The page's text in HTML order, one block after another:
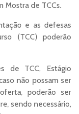
Mostra de TCCs.
e as defesas
(TCC) poderão
de TCC, Estágio
não possam ser
poderão ser
sendo necessário,